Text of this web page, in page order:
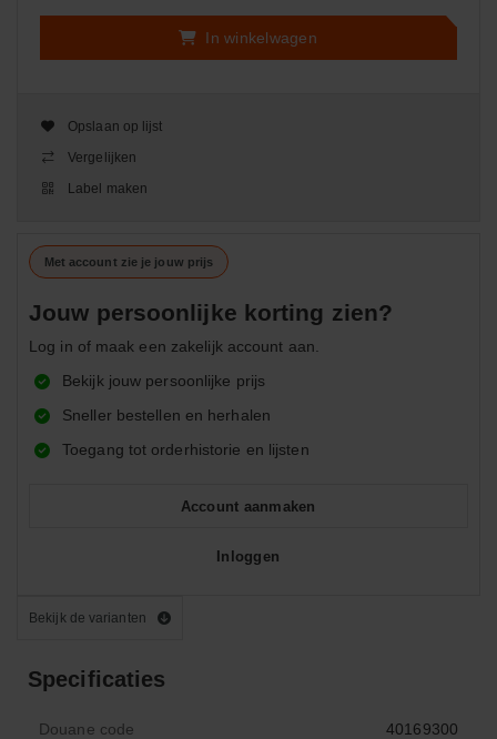
Bekijk de varianten
Specificaties
Douane code
40169300
In winkelwagen
Opslaan op lijst
Vergelijken
Label maken
Met account zie je jouw prijs
Jouw persoonlijke korting zien?
Log in of maak een zakelijk account aan.
Bekijk jouw persoonlijke prijs
Sneller bestellen en herhalen
Toegang tot orderhistorie en lijsten
Account aanmaken
Inloggen